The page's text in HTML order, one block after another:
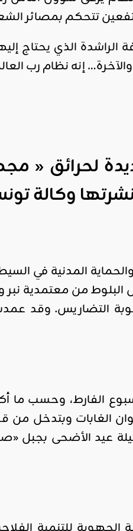
تتحكم بمصائر
الراشدة الذي يحتاج
والآخرة… إنه نظام رب
لحرائق «
وكالة
المدنية في
البلوط من معتمدية
التضاريس. وقد
الفارط، وحسب ما
صدور
العدد 601
من جريدة
Read More